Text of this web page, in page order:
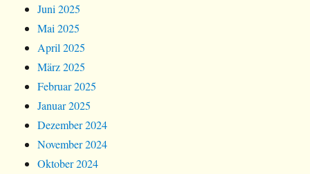
Juni 2025
Mai 2025
April 2025
März 2025
Februar 2025
Januar 2025
Dezember 2024
November 2024
Oktober 2024